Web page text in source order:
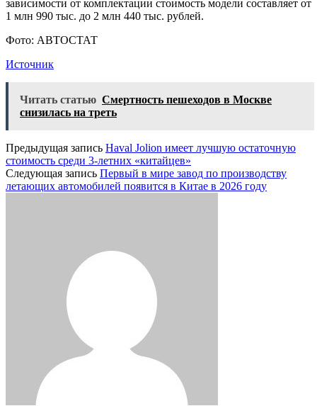
зависимости от комплектации стоимость модели составляет от
1 млн 990 тыс. до 2 млн 440 тыс. рублей.
Фото: АВТОСТАТ
Источник
Читать статью Смертность пешеходов в Москве
снизилась на треть
Предыдущая запись Haval Jolion имеет лучшую остаточную
стоимость среди 3-летних «китайцев»
Следующая запись Первый в мире завод по производству
летающих автомобилей появится в Китае в 2026 году